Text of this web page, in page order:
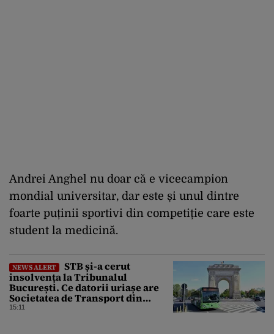
Andrei Anghel nu doar că e vicecampion
mondial universitar, dar este și unul dintre
foarte puținii sportivi din competiție care este
student la medicină.
NEWS ALERT
STB și-a cerut
insolvența la Tribunalul
București. Ce datorii uriașe are
Societatea de Transport din
București
15:11